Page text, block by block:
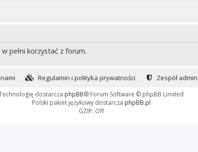
pełni korzystać z forum.
Zespół
Regulamin i polityka prywatności
dostarcza phpBB® Forum Software © phpBB Limited
Polski pakiet językowy dostarcza phpBB.pl
GZIP: Off